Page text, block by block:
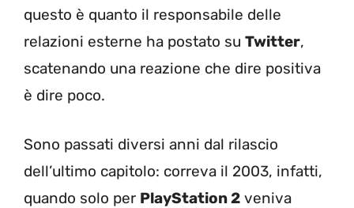
questo è quanto il responsabile delle
relazioni esterne ha postato su Twitter,
scatenando una reazione che dire positiva
è dire poco.
Sono passati diversi anni dal rilascio
dell’ultimo capitolo: correva il 2003, infatti,
quando solo per PlayStation 2 veniva